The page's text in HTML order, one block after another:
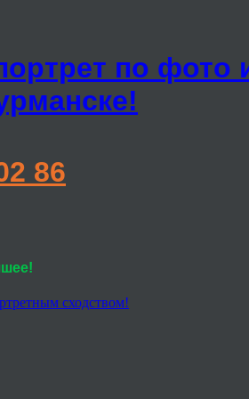
по фото
86
сходством!